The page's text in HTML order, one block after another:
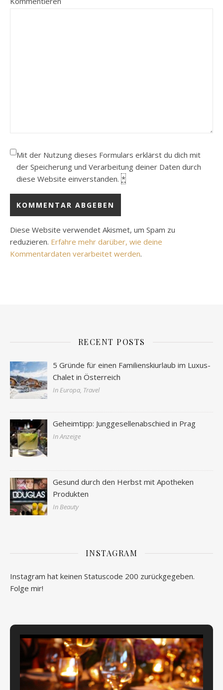
Mit der Nutzung dieses Formulars erklärst du dich mit
der Speicherung und Verarbeitung deiner Daten durch
diese Website einverstanden. *
Diese Website verwendet Akismet, um Spam zu
reduzieren. Erfahre mehr darüber, wie deine
Kommentardaten verarbeitet werden.
RECENT POSTS
5 Gründe für einen Familienskiurlaub im Luxus-
Chalet in Österreich
In Europa, Travel
Geheimtipp: Junggesellenabschied in Prag
In Anzeige
Gesund durch den Herbst mit Apotheken
Produkten
In Beauty
INSTAGRAM
Instagram hat keinen Statuscode 200 zurückgegeben.
Folge mir!